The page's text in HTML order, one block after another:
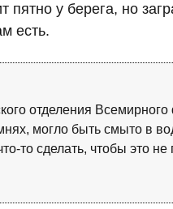
у берега, но
есть.
отделения
могло быть смыто в
то сделать, чтобы это